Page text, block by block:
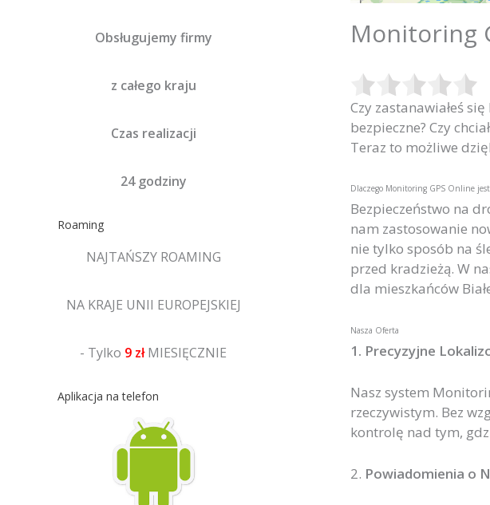
Obsługujemy firmy
z całego kraju
Czas realizacji
24 godziny
Roaming
NAJTAŃSZY ROAMING
NA KRAJE UNII EUROPEJSKIEJ
- Tylko 9 złMIESIĘCZNIE
Aplikacja na telefon
Monitoring
Czy zastanawiałeś
bezpieczne? Czy
Teraz to możliwe
Dlaczego Monitoring GPS Online
Bezpieczeństwo na
nam zastosowanie
nie tylko sposób na
przed kradzieżą. W
dla mieszkańców
Nasza Oferta
1. Precyzyjne
Nasz system
rzeczywistym. Bez
kontrolę nad tym,
2. Powiadomienia o